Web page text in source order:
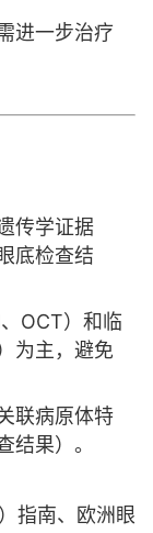
进一步治疗
传学证据
底检查结
OCT）和临
为主，避免
联病原体特
结果）。
指南、欧洲眼